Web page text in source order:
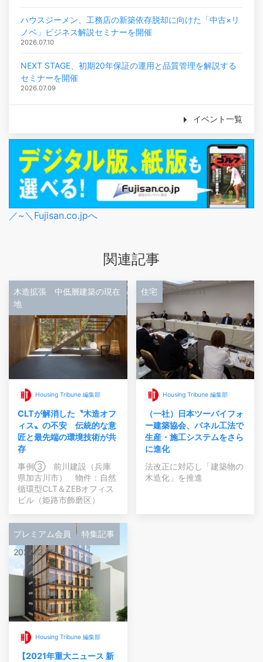
ハウスジーメン、工務店の新築依存脱却に向けた「中古×リ
ノベ」ビジネス解説セミナーを開催
2026.07.10
NEXT STAGE、初期20年保証の運用と品質管理を解説する
セミナーを開催
2026.07.09
イベント一覧
／~＼Fujisan.co.jpへ
関連記事
木造拡張 中低層建築の現在
地
2026.3.25
Housing Tribune 編集部
CLTが解消した〝木造オフ
ィス〟の不安 伝統的な意
匠と最先端の環境技術が共
存
事例③ 前川建設（兵庫
県加古川市） 物件：自然
循環型CLT＆ZEBオフィス
ビル（姫路市飾磨区）
住宅 2023.7.11
Housing Tribune 編集部
（一社）日本ツーバイフォ
ー建築協会、パネル工法で
生産・施工システムをさら
に進化
法改正に対応し「建築物の
木造化」を推進
プレミアム会員
特集記事
2021.12.21
Housing Tribune 編集部
【2021年重大ニュース 新